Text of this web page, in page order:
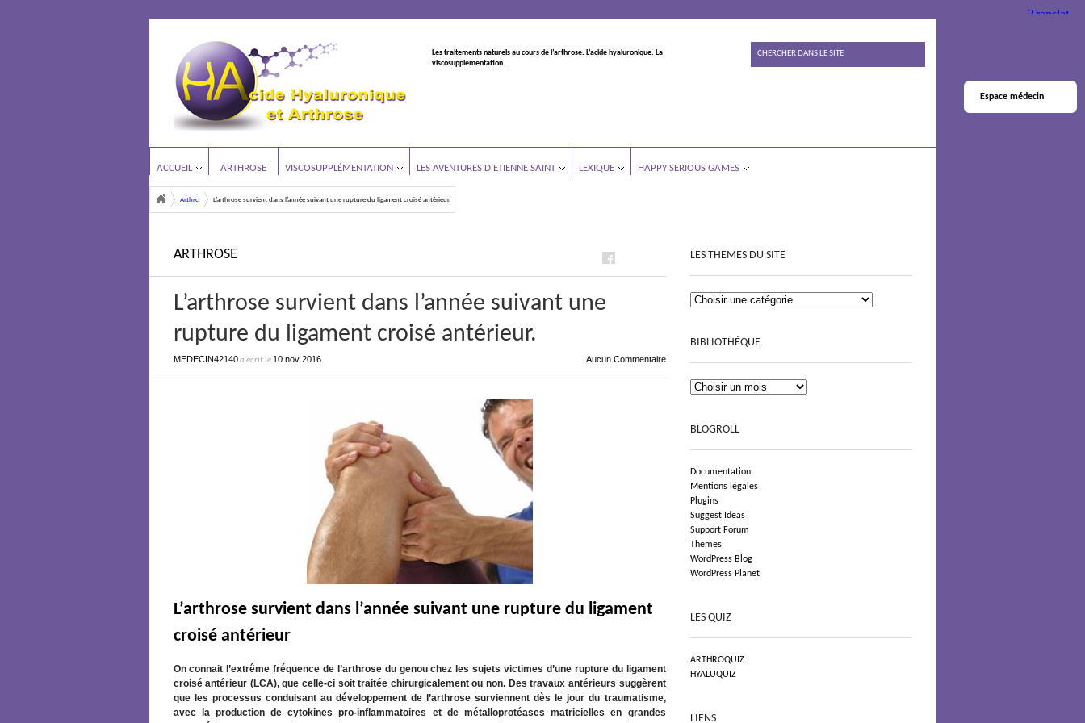
Les traitements naturels au cours de l’arthrose. L’acide hyaluronique. La
viscosupplementation.
ACCUEIL ARTHROSE VISCOSUPPLÉMENTATION LES AVENTURES D’ETIENNE SAINT LEXIQUE HAPPY SERIOUS GAMES
Arthrose L’arthrose survient dans l’année suivant une rupture du ligament croisé antérieur.
ARTHROSE
L’arthrose survient dans l’année suivant une
rupture du ligament croisé antérieur.
MEDECIN42140a écrit le 10 nov 2016 Aucun Commentaire
L’arthrose survient dans l’année suivant une rupture du ligament
croisé antérieur
On connait l’extrême fréquence de l’arthrose du genou chez les sujets victimes d’une rupture du ligament
croisé antérieur (LCA), que celle-ci soit traitée chirurgicalement ou non. Des travaux antérieurs suggèrent
que les processus conduisant au développement de l’arthrose surviennent dès le jour du traumatisme,
avec la production de cytokines pro-inflammatoires et de métalloprotéases matricielles en grandes
LES THEMES DU SITE
BIBLIOTHÈQUE
BLOGROLL
Documentation
Mentions légales
Plugins
Suggest Ideas
Support Forum
Themes
WordPress Blog
WordPress Planet
LES QUIZ
ARTHROQUIZ
HYALUQUIZ
LIENS
Espace médecin